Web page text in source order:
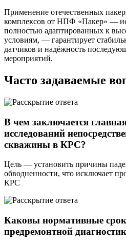
Применение отечественных
комплексов от НПФ «Пакер» —
полностью адаптированных к
условиям, — гарантирует
датчиков и надёжность
мероприятий.
Часто задаваемые
В чем заключается
исследований
скважины в КРС?
Цель — установить причины
обводненности, что исключает
КРС
Каковы нормативные
предремонтной